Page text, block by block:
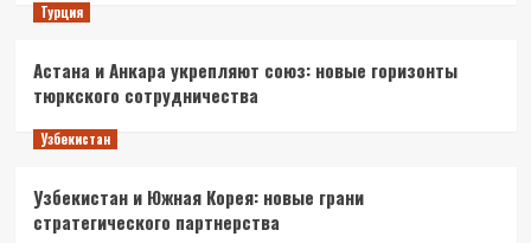
Турция
Астана и Анкара укрепляют союз: новые горизонты
тюркского сотрудничества
Узбекистан
Узбекистан и Южная Корея: новые грани
стратегического партнерства